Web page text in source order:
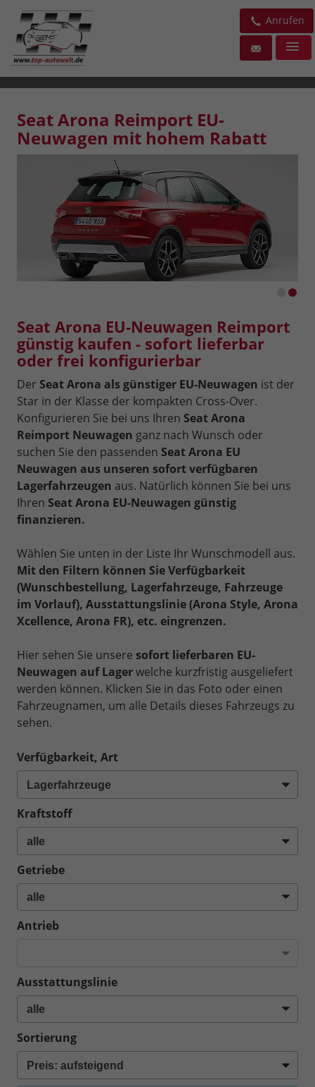
Anrufen
Seat Arona Reimport EU-
Neuwagen mit hohem Rabatt
Seat Arona EU-Neuwagen Reimport
günstig kaufen - sofort lieferbar
oder frei konfigurierbar
Der Seat Arona als günstiger EU-Neuwagen ist der
Star in der Klasse der kompakten Cross-Over.
Konfigurieren Sie bei uns Ihren Seat Arona
Reimport Neuwagen ganz nach Wunsch oder
suchen Sie den passenden Seat Arona EU
Neuwagen aus unseren sofort verfügbaren
Lagerfahrzeugen aus. Natürlich können Sie bei uns
Ihren Seat Arona EU-Neuwagen günstig
finanzieren.
Wählen Sie unten in der Liste Ihr Wunschmodell aus.
Mit den Filtern können Sie Verfügbarkeit
(Wunschbestellung, Lagerfahrzeuge, Fahrzeuge
im Vorlauf), Ausstattungslinie (Arona Style, Arona
Xcellence, Arona FR), etc. eingrenzen.
Hier sehen Sie unsere sofort lieferbaren EU-
Neuwagen auf Lagerwelche kurzfristig ausgeliefert
werden können. Klicken Sie in das Foto oder einen
Fahrzeugnamen, um alle Details dieses Fahrzeugs zu
sehen.
Verfügbarkeit, Art
Kraftstoff
Getriebe
Antrieb
Ausstattungslinie
Sortierung